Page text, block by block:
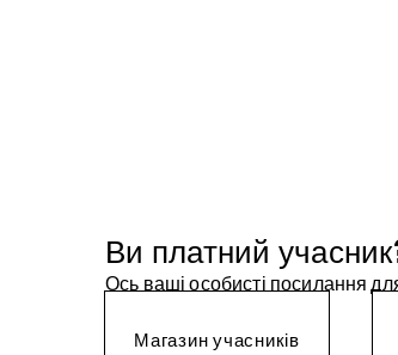
Ви платний
Ось ваші особисті посилання
Магазин учасників